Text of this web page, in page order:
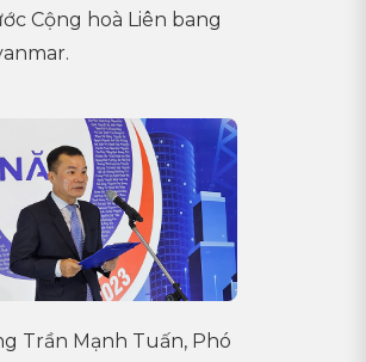
Cộng hoà Liên bang
Trần Mạnh Tuấn, Phó